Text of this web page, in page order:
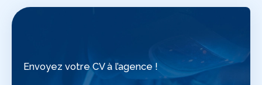
Envoyez votre CV à l’agence !